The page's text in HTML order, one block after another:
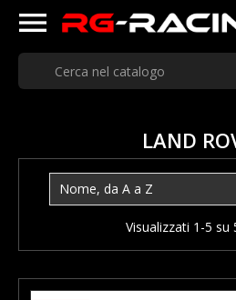

LAND
Nome, da A a Z
Visualizzati 1-5 su